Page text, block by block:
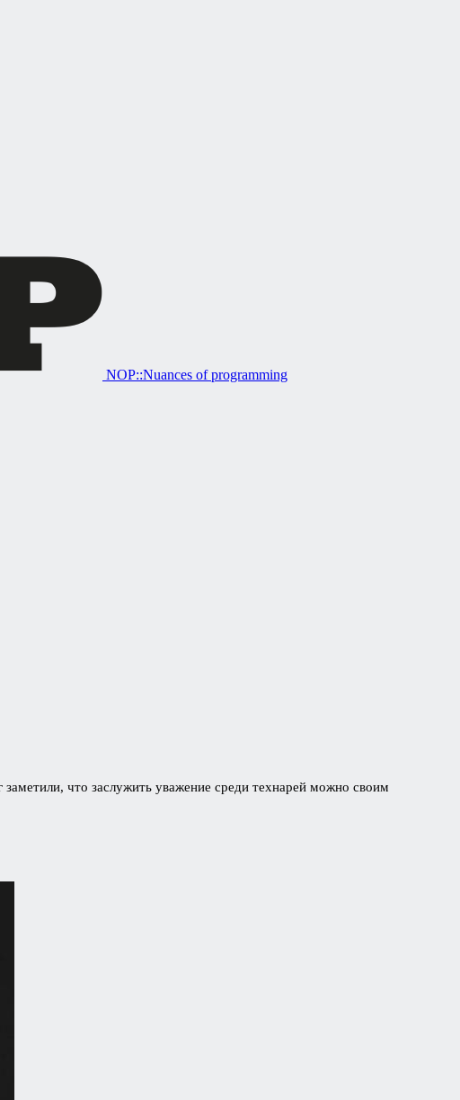
NOP::Nuances of programming
что заслужить уважение среди технарей можно своим